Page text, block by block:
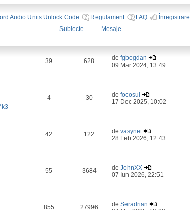
Audio Units Unlock Code Regulament FAQ Înregistrare
Subiecte
Mesaje
39 628 defgbogdan
09 Mar 2024, 13:49
4 30 defocosul
17 Dec 2025, 10:02
42 122 devasynet
28 Feb 2026, 12:43
55 3684 deJohnXX
07 Iun 2026, 22:51
855 27996 deSeradrian